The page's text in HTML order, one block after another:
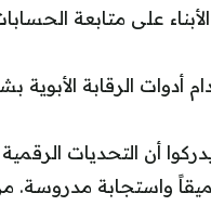
على متابعة
أدوات الرقابة
أن التحديات
واستجابة مدروسة. من